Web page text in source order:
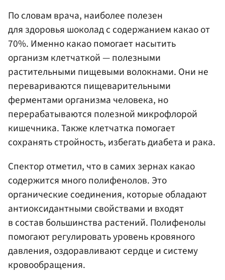
По словам врача, наиболее полезен
для здоровья шоколад с содержанием какао от
70%. Именно какао помогает насытить
организм клетчаткой — полезными
растительными пищевыми волокнами. Они не
перевариваются пищеварительными
ферментами организма человека, но
перерабатываются полезной микрофлорой
кишечника. Также клетчатка помогает
сохранять стройность, избегать диабета и рака.
Спектор отметил, что в самих зернах какао
содержится много полифенолов. Это
органические соединения, которые обладают
антиоксидантными свойствами и входят
в состав большинства растений. Полифенолы
помогают регулировать уровень кровяного
давления, оздоравливают сердце и систему
кровообращения.